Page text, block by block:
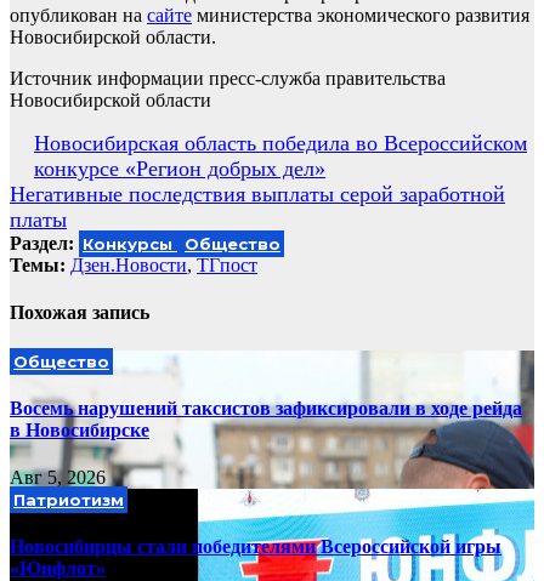
опубликован на сайте министерства экономического развития
Новосибирской области.
Источник информации пресс-служба правительства
Новосибирской области
Навигация
по
записям
Новосибирская область победила во Всероссийском
конкурсе «Регион добрых дел»
Негативные последствия выплаты серой заработной
платы
Раздел: Конкурсы Общество
Темы: Дзен.Новости, ТГпост
Похожая запись
Общество
Восемь нарушений таксистов зафиксировали в ходе рейда
в Новосибирске
Авг 5, 2026
Патриотизм
Новосибирцы стали победителями Всероссийской игры
«Юнфлот»